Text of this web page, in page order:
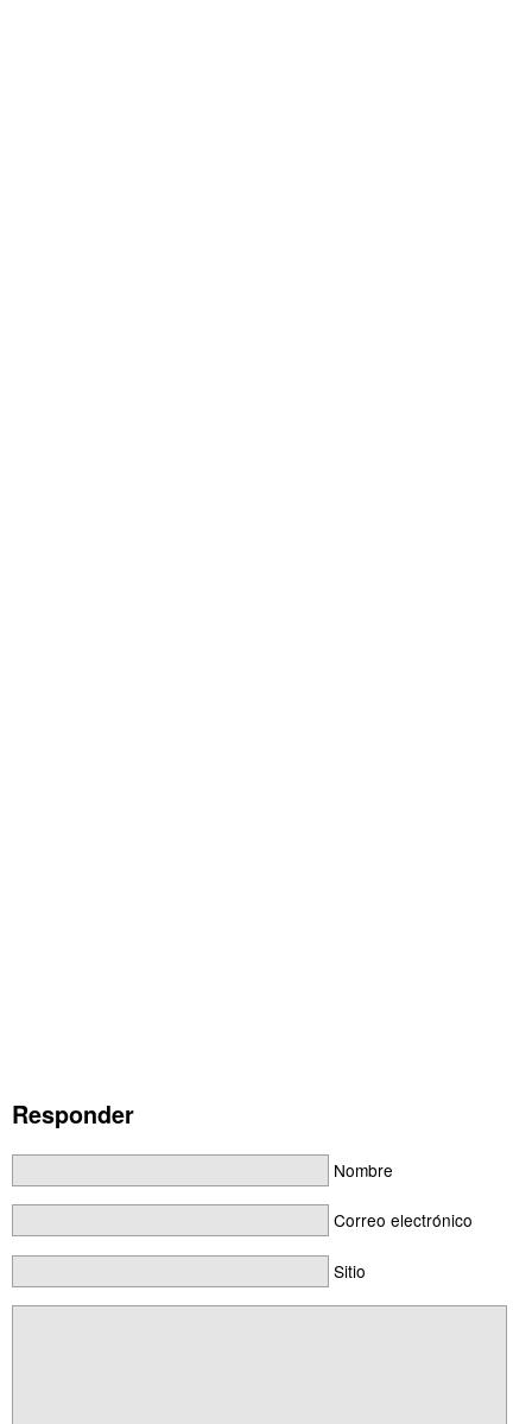
Responder
Nombre
Correo electrónico
Sitio